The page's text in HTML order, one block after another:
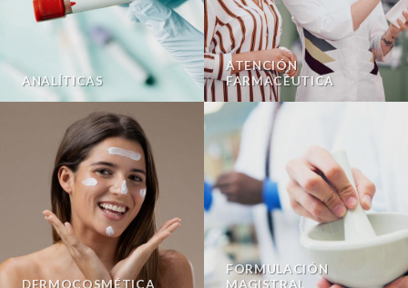
ANALÍTICAS
ATENCIÓN
FARMACÉUTICA
DERMOCOSMÉTICA
FORMULACIÓN
MAGISTRAL